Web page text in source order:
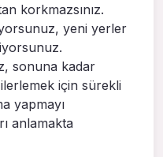
korkmazsınız.
yeni yerler
sonuna kadar
için sürekli
yapmayı
anlamakta